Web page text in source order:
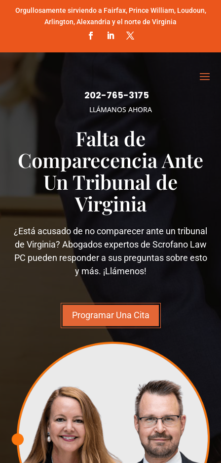
Orgullosamente sirviendo a Fairfax, Prince William, Loudoun,
Arlington, Alexandria y el norte de Virginia
202-765-3175
LLÁMANOS AHORA
Falta de
Comparecencia Ante
Un Tribunal de
Virginia
¿Está acusado de no comparecer ante un tribunal
de Virginia? Abogados expertos de Scrofano Law
PC pueden responder a sus preguntas sobre esto
y más. ¡Llámenos!
Programar Una Cita